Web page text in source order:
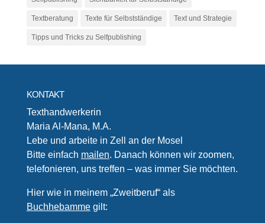
Textberatung Texte für Selbstständige Text und Strategie
Tipps und Tricks zu Selfpublishing
KONTAKT
Texthandwerkerin
Maria Al-Mana, M.A.
Lebe und arbeite in Zell an der Mosel
Bitte einfach mailen. Danach können wir zoomen,
telefonieren, uns treffen – was immer Sie möchten.
Hier wie in meinem „Zweitberuf“ als
Buchhebammegilt: